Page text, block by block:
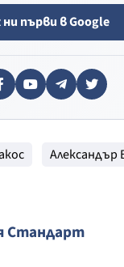
първи в Google
Александър
Стандарт